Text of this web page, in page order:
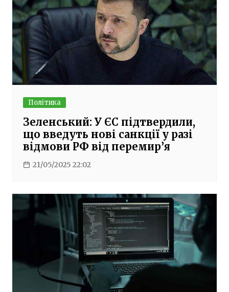
Політика
Зеленський: У ЄС підтвердили,
що введуть нові санкції у разі
відмови РФ від перемир’я
21/05/2025 22:02